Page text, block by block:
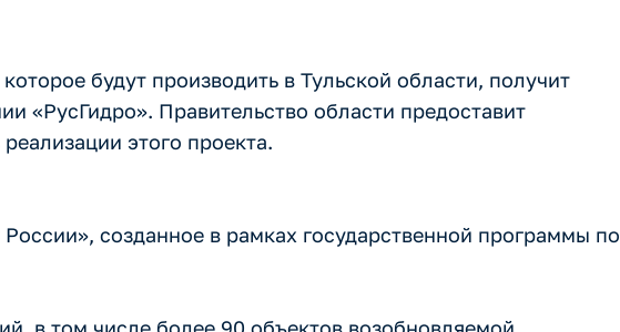
будут производить в Тульской области, получит
«РусГидро». Правительство области предоставит
этого проекта.
созданное в рамках государственной программы по